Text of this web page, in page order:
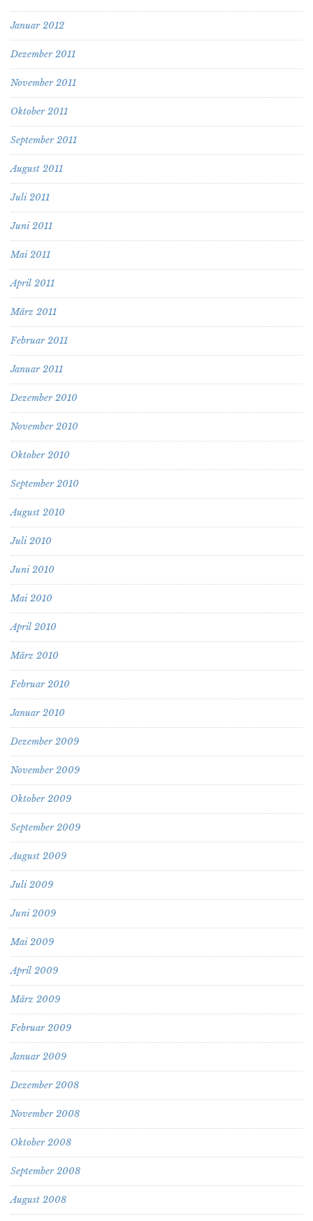
Januar 2012
Dezember 2011
November 2011
Oktober 2011
September 2011
August 2011
Juli 2011
Juni 2011
Mai 2011
April 2011
März 2011
Februar 2011
Januar 2011
Dezember 2010
November 2010
Oktober 2010
September 2010
August 2010
Juli 2010
Juni 2010
Mai 2010
April 2010
März 2010
Februar 2010
Januar 2010
Dezember 2009
November 2009
Oktober 2009
September 2009
August 2009
Juli 2009
Juni 2009
Mai 2009
April 2009
März 2009
Februar 2009
Januar 2009
Dezember 2008
November 2008
Oktober 2008
September 2008
August 2008